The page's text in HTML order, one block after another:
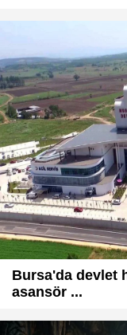
Bursa'da devlet
asansör ...